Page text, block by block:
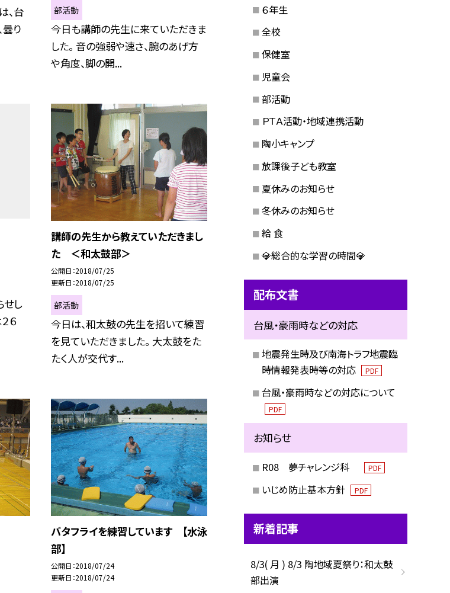
、台
り
部活動
今日も講師の先生に来ていただきま
した。 音の強弱や速さ、腕のあげ方
や角度、脚の開...
せし
６
講師の先生から教えていただきまし
た ＜和太鼓部＞
公開日 2018/07/25
更新日 2018/07/25
部活動
今日は、和太鼓の先生を招いて練習
を見ていただきました。 大太鼓をた
たく人が交代す...
バタフライを練習しています 【水泳
部】
公開日 2018/07/24
更新日 2018/07/24
６年生
全校
保健室
児童会
部活動
ＰＴＡ活動・地域連携活動
陶小キャンプ
放課後子ども教室
夏休みのお知らせ
冬休みのお知らせ
給 食
💎総合的な学習の時間💎
配布文書
台風・豪雨時などの対応
地震発生時及び南海トラフ地震臨
時情報発表時等の対応
PDF
台風・豪雨時などの対応について
PDF
お知らせ
R08 夢チャレンジ科 PDF
いじめ防止基本方針 PDF
新着記事
8/3( 月 ) 8/3 陶地域夏祭り：和太鼓
部出演